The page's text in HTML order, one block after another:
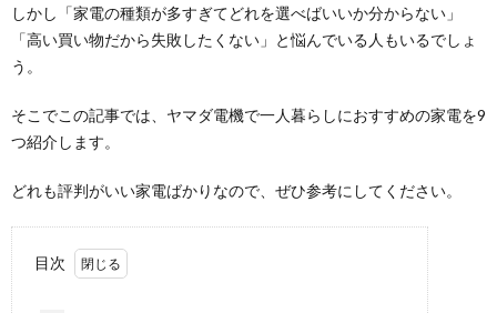
しかし「家電の種類が多すぎてどれを選べばいいか分からない」
「高い買い物だから失敗したくない」と悩んでいる人もいるでしょ
う。
そこでこの記事では、ヤマダ電機で一人暮らしにおすすめの家電を9
つ紹介します。
どれも評判がいい家電ばかりなので、ぜひ参考にしてください。
目次